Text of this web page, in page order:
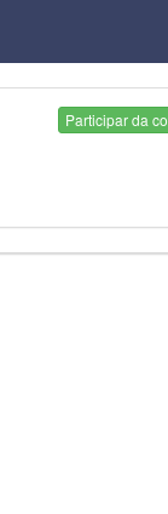
Participar da